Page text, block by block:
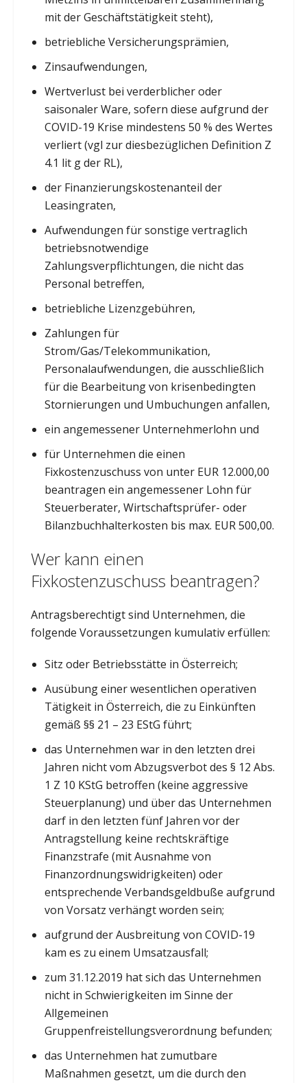
mit der Geschäftstätigkeit steht),
betriebliche Versicherungsprämien,
Zinsaufwendungen,
Wertverlust bei verderblicher oder
saisonaler Ware, sofern diese aufgrund der
COVID-19 Krise mindestens 50 % des Wertes
verliert (vgl zur diesbezüglichen Definition Z
4.1 lit g der RL),
der Finanzierungskostenanteil der
Leasingraten,
Aufwendungen für sonstige vertraglich
betriebsnotwendige
Zahlungsverpflichtungen, die nicht das
Personal betreffen,
betriebliche Lizenzgebühren,
Zahlungen für
Strom/Gas/Telekommunikation,
Personalaufwendungen, die ausschließlich
für die Bearbeitung von krisenbedingten
Stornierungen und Umbuchungen anfallen,
ein angemessener Unternehmerlohn und
für Unternehmen die einen
Fixkostenzuschuss von unter EUR 12.000,00
beantragen ein angemessener Lohn für
Steuerberater, Wirtschaftsprüfer- oder
Bilanzbuchhalterkosten bis max. EUR 500,00.
Wer kann einen
Fixkostenzuschuss beantragen?
Antragsberechtigt sind Unternehmen, die
folgende Voraussetzungen kumulativ erfüllen:
Sitz oder Betriebsstätte in Österreich;
Ausübung einer wesentlichen operativen
Tätigkeit in Österreich, die zu Einkünften
gemäß §§ 21 – 23 EStG führt;
das Unternehmen war in den letzten drei
Jahren nicht vom Abzugsverbot des § 12 Abs.
1 Z 10 KStG betroffen (keine aggressive
Steuerplanung) und über das Unternehmen
darf in den letzten fünf Jahren vor der
Antragstellung keine rechtskräftige
Finanzstrafe (mit Ausnahme von
Finanzordnungswidrigkeiten) oder
entsprechende Verbandsgeldbuße aufgrund
von Vorsatz verhängt worden sein;
aufgrund der Ausbreitung von COVID-19
kam es zu einem Umsatzausfall;
zum 31.12.2019 hat sich das Unternehmen
nicht in Schwierigkeiten im Sinne der
Allgemeinen
Gruppenfreistellungsverordnung befunden;
das Unternehmen hat zumutbare
Maßnahmen gesetzt, um die durch den